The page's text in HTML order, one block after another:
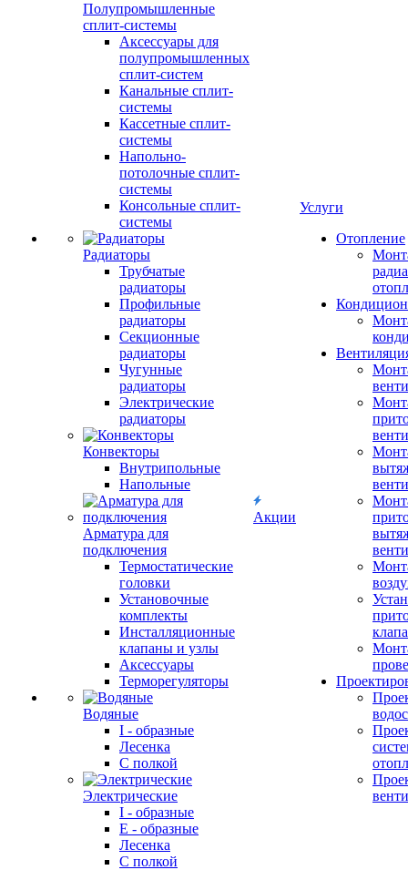
Полупромышленные
сплит-системы
Аксессуары для
полупромышленных
сплит-систем
Канальные сплит-
системы
Кассетные сплит-
системы
Напольно-
потолочные сплит-
системы
Консольные сплит-
системы
Радиаторы
Трубчатые
радиаторы
Профильные
радиаторы
Секционные
радиаторы
Чугунные
радиаторы
Электрические
радиаторы
Конвекторы
Внутрипольные
Напольные
Арматура для
подключения
Термостатические
головки
Установочные
комплекты
Инсталляционные
клапаны и узлы
Аксессуары
Терморегуляторы
Водяные
I - образные
Лесенка
С полкой
Электрические
I - образные
E - образные
Лесенка
С полкой
Акции
Услуги
Отопление